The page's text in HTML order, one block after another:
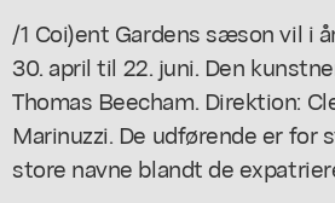
/1 Coi)ent Gardens sæson vil i
30. april til 22. juni. Den
Thomas Beecham. Direktion:
Marinuzzi. De udførende er for
store navne blandt de